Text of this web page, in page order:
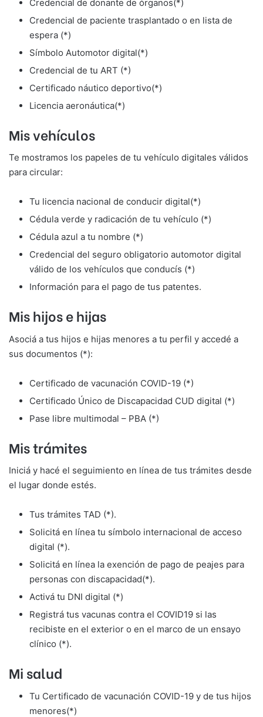
Credencial de donante de órganos(*)
Credencial de paciente trasplantado o en lista de
espera (*)
Símbolo Automotor digital(*)
Credencial de tu ART (*)
Certificado náutico deportivo(*)
Licencia aeronáutica(*)
Mis vehículos
Te mostramos los papeles de tu vehículo digitales válidos
para circular:
Tu licencia nacional de conducir digital(*)
Cédula verde y radicación de tu vehículo (*)
Cédula azul a tu nombre (*)
Credencial del seguro obligatorio automotor digital
válido de los vehículos que conducís (*)
Información para el pago de tus patentes.
Mis hijos e hijas
Asociá a tus hijos e hijas menores a tu perfil y accedé a
sus documentos (*):
Certificado de vacunación COVID-19 (*)
Certificado Único de Discapacidad CUD digital (*)
Pase libre multimodal – PBA (*)
Mis trámites
Iniciá y hacé el seguimiento en línea de tus trámites desde
el lugar donde estés.
Tus trámites TAD (*).
Solicitá en línea tu símbolo internacional de acceso
digital (*).
Solicitá en línea la exención de pago de peajes para
personas con discapacidad(*).
Activá tu DNI digital (*)
Registrá tus vacunas contra el COVID19 si las
recibiste en el exterior o en el marco de un ensayo
clínico (*).
Mi salud
Tu Certificado de vacunación COVID-19 y de tus hijos
menores(*)